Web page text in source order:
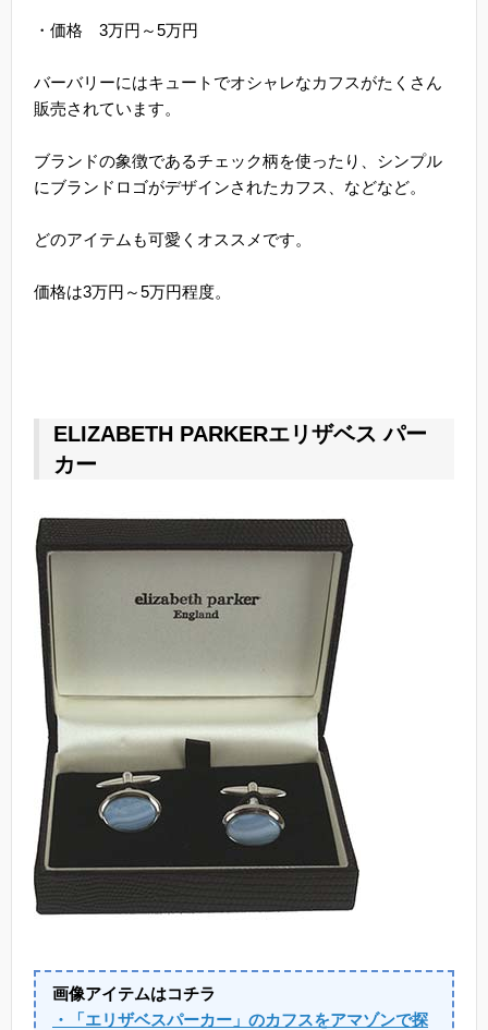
・価格 3万円～5万円
バーバリーにはキュートでオシャレなカフスがたくさん
販売されています。
ブランドの象徴であるチェック柄を使ったり、シンプル
にブランドロゴがデザインされたカフス、などなど。
どのアイテムも可愛くオススメです。
価格は3万円～5万円程度。
ELIZABETH PARKERエリザベス パー
カー
画像アイテムはコチラ
・「エリザベスパーカー」のカフスをアマゾンで探